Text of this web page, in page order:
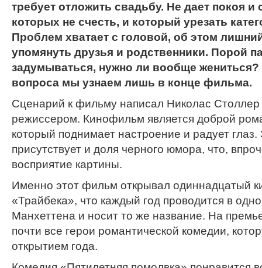
требует отложить свадьбу. Не дает покоя и
которых не счесть, и который урезать
Проблем хватает с головой, об этом
упомянуть друзья и родственники. Порой
задумываться, нужно ли вообще
вопроса мы узнаем лишь в конце фильма.
Сценарий к фильму написал Николас Столлер
режиссером. Кинофильм является доброй
который поднимает настроение и радует глаз.
присутствует и доля черного юмора, что,
восприятие картины.
Именно этот фильм открывал одиннадцатый
«Трайбека», что каждый год проводится в
Манхеттена и носит то же название. На
почти все герои романтической комедии,
открытием года.